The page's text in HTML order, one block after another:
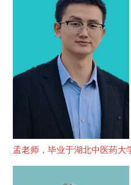
孟老师，毕业于湖北中医药大